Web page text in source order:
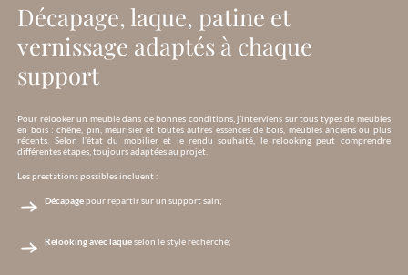
Décapage, laque, patine et
vernissage adaptés à chaque
support
Pour relooker un meuble dans de bonnes conditions, j’interviens sur tous types de meubles
en bois : chêne, pin, meurisier et toutes autres essences de bois, meubles anciens ou plus
récents. Selon l’état du mobilier et le rendu souhaité, le relooking peut comprendre
différentes étapes, toujours adaptées au projet.
Les prestations possibles incluent :
Décapagepour repartir sur un support sain;
Relooking avec laqueselon le style recherché;